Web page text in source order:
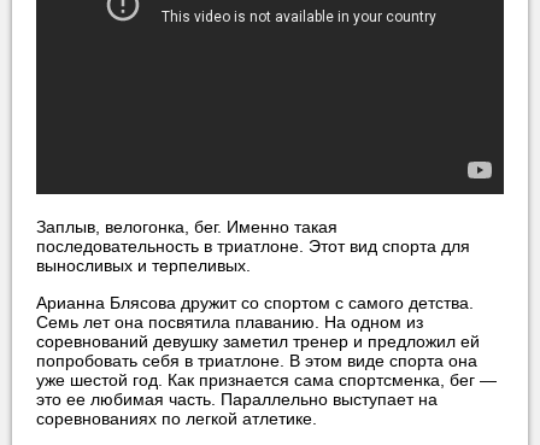
Заплыв, велогонка, бег. Именно такая
последовательность в триатлоне. Этот вид спорта для
выносливых и терпеливых.
Арианна Блясова дружит со спортом с самого детства.
Семь лет она посвятила плаванию. На одном из
соревнований девушку заметил тренер и предложил ей
попробовать себя в триатлоне. В этом виде спорта она
уже шестой год. Как признается сама спортсменка, бег —
это ее любимая часть. Параллельно выступает на
соревнованиях по легкой атлетике.